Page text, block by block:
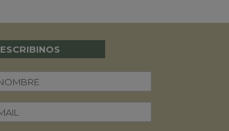
ESCRIBINOS